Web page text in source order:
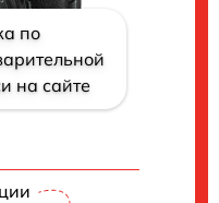
по
на сайте